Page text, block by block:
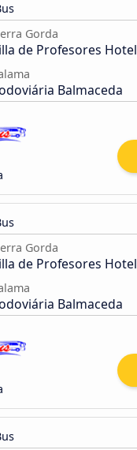
Gorda
de Profesores Hotel
Balmaceda
Gorda
de Profesores Hotel
Balmaceda